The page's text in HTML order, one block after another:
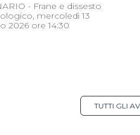
- Frane e dissesto
mercoledì 13
2026 ore 14:30
TUTTI GLI